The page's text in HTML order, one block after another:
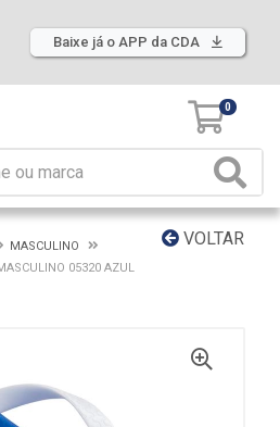
Baixe já o APP da CDA
0
VOLTAR
MASCULINO
05320 AZUL